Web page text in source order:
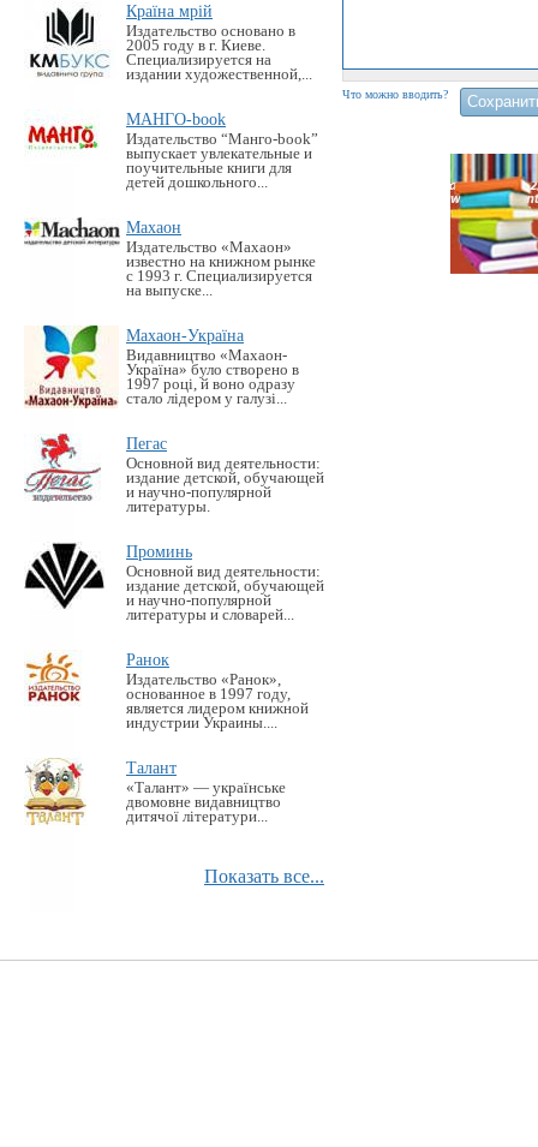
Країна мрій
Издательство основано в
2005 году в г. Киеве.
Специализируется на
издании художественной,...
МАНГО-book
Издательство “Манго-book”
выпускает увлекательные и
поучительные книги для
детей дошкольного...
Махаон
Издательство «Махаон»
известно на книжном рынке
с 1993 г. Специализируется
на выпуске...
Махаон-Україна
Видавництво «Махаон-
Україна» було створено в
1997 році, й воно одразу
стало лідером у галузі...
Пегас
Основной вид деятельности:
издание детской, обучающей
и научно-популярной
литературы.
Проминь
Основной вид деятельности:
издание детской, обучающей
и научно-популярной
литературы и словарей...
Ранок
Издательство «Ранок»,
основанное в 1997 году,
является лидером книжной
индустрии Украины....
Талант
«Талант» — українське
двомовне видавництво
дитячої літератури...
Показать все...
Что можно вводить?